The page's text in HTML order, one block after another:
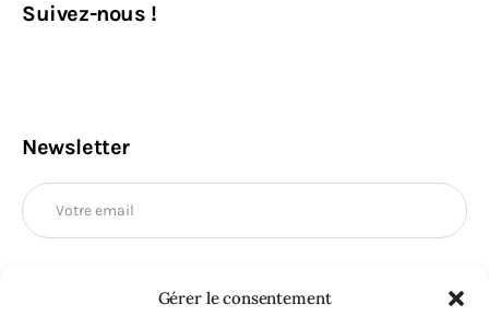
Gérer le consentement
Suivez-nous !
Newsletter
M'INSCRIRE